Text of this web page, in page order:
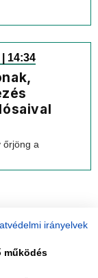
14:34
őrjöng a
irányelvek
működés